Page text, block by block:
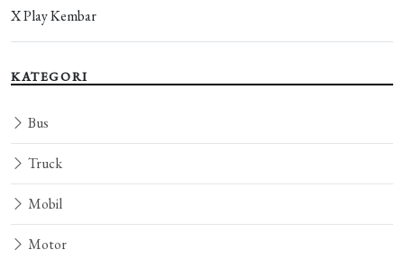
X Play Kembar
KATEGORI
Bus
Truck
Mobil
Motor